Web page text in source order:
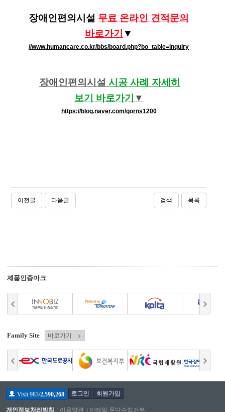
장애인편의시설 무료 온라인 견적문의
바로가기​ ​​▼
//www.humancare.co.kr/bbs/board.php?bo_table=inquiry
장애인편의시설 시공 사례 자세히
보기
바로가기 ​​▼
https://blog.naver.com/gorns1200
이전글 다음글 검색 목록
제품인증마크
Family Site 바로가기
Visit 983/2,590,268 로그인 회원가입
개인정보처리방침 이용약관 이메일 무단수집거부